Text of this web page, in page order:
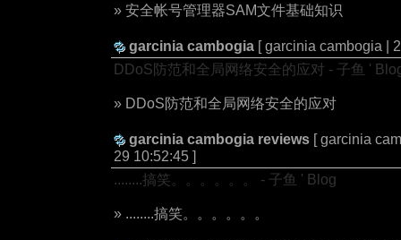
» 安全帐号管理器SAM文件基础知识
garcinia cambogia [ garcinia cambogia |
DDoS防范和全局网络安全的应对 - 子鱼 '
» DDoS防范和全局网络安全的应对
garcinia cambogia reviews [ garcinia
29 10:52:45 ]
........搞笑。。。。。。 - 子鱼 ' Blog
» ........搞笑。。。。。。